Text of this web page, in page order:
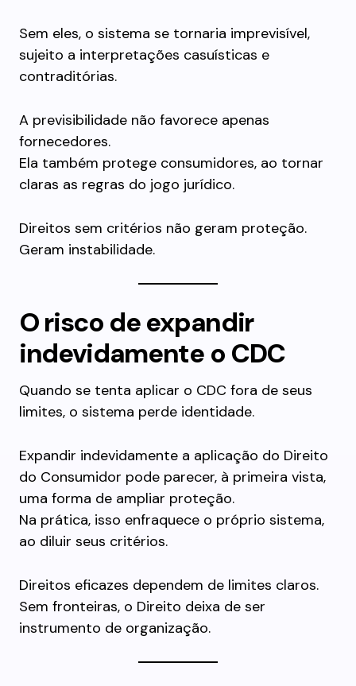
Sem eles, o sistema se tornaria imprevisível,
sujeito a interpretações casuísticas e
contraditórias.
A previsibilidade não favorece apenas
fornecedores.
Ela também protege consumidores, ao tornar
claras as regras do jogo jurídico.
Direitos sem critérios não geram proteção.
Geram instabilidade.
O risco de expandir
indevidamente o CDC
Quando se tenta aplicar o CDC fora de seus
limites, o sistema perde identidade.
Expandir indevidamente a aplicação do Direito
do Consumidor pode parecer, à primeira vista,
uma forma de ampliar proteção.
Na prática, isso enfraquece o próprio sistema,
ao diluir seus critérios.
Direitos eficazes dependem de limites claros.
Sem fronteiras, o Direito deixa de ser
instrumento de organização.